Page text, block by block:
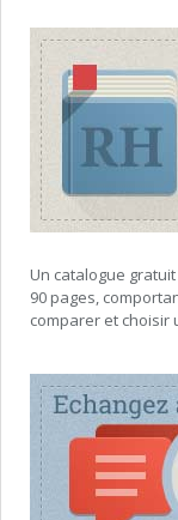
Un catalogue
90 pages,
comparer et choisir